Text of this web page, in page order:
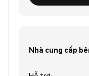
Nhà cung cấp